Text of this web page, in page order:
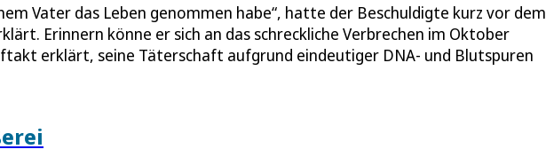
Vater das Leben genommen habe“, hatte der Beschuldigte kurz vor dem
Erinnern könne er sich an das schreckliche Verbrechen im Oktober
erklärt, seine Täterschaft aufgrund eindeutiger DNA- und Blutspuren